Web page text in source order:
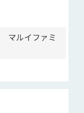
マルイファミ